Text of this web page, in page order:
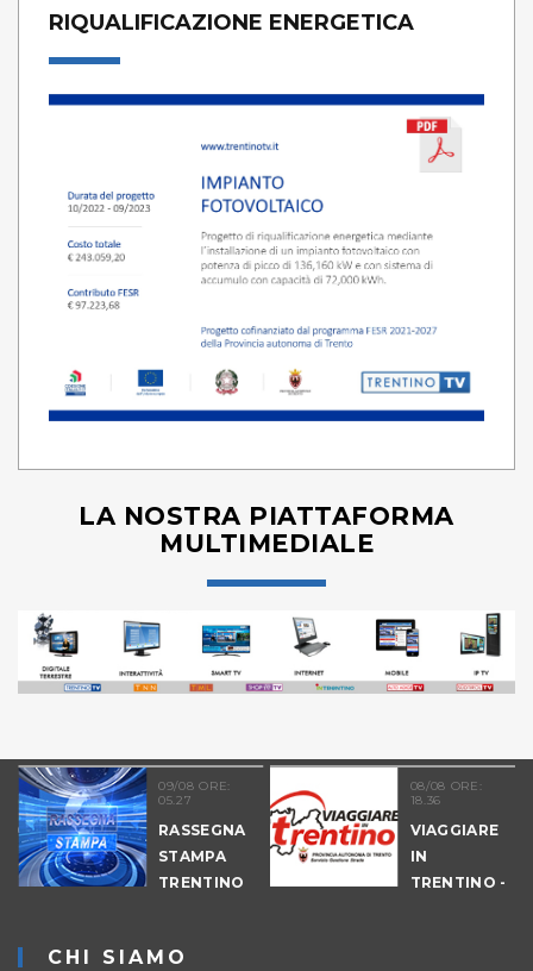
RIQUALIFICAZIONE ENERGETICA
LA NOSTRA PIATTAFORMA
MULTIMEDIALE
09/08 ORE:
05.27
RASSEGNA
STAMPA
TRENTINO
08/08 ORE:
18.36
VIAGGIARE
IN
TRENTINO -
CHI SIAMO